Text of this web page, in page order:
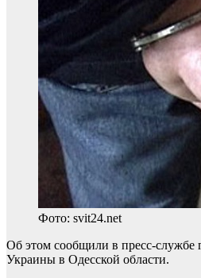
Фото: svit24.net
Об этом сообщили в пресс-службе
Украины в Одесской области.